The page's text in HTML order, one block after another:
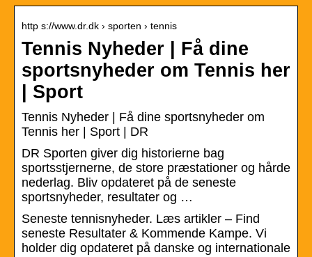
http s://www.dr.dk › sporten › tennis
Tennis Nyheder | Få dine
sportsnyheder om Tennis her
| Sport
Tennis Nyheder | Få dine sportsnyheder om
Tennis her | Sport | DR
DR Sporten giver dig historierne bag
sportsstjernerne, de store præstationer og hårde
nederlag. Bliv opdateret på de seneste
sportsnyheder, resultater og …
Seneste tennisnyheder. Læs artikler – Find
seneste Resultater & Kommende Kampe. Vi
holder dig opdateret på danske og internationale